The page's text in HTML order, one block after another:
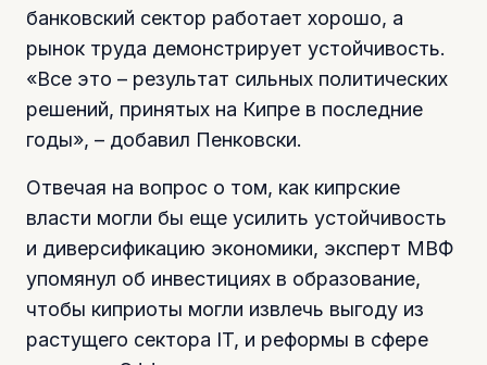
банковский сектор работает хорошо, а
рынок труда демонстрирует устойчивость.
«Все это – результат сильных политических
решений, принятых на Кипре в последние
годы», – добавил Пенковски.
Отвечая на вопрос о том, как кипрские
власти могли бы еще усилить устойчивость
и диверсификацию экономики, эксперт МВФ
упомянул об инвестициях в образование,
чтобы киприоты могли извлечь выгоду из
растущего сектора IT, и реформы в сфере